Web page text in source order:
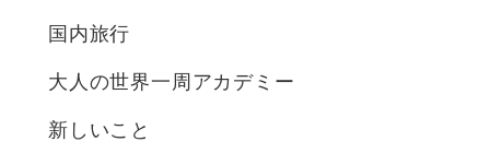
国内旅行
大人の世界一周アカデミー
新しいこと